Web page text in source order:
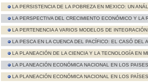
LA PERSISTENCIA DE LA POBREZA EN MEXICO: UN
LA PERSPECTIVA DEL CRECIMIENTO ECONÓMICO Y LA
LA PERTENENCIA A VARIOS MODELOS DE
LA PESCA EN LA CUENCA DEL PACÍFICO: EL CASÓ DEL
LA PLANEACIÓN DE LA CIENCIA Y LA TECNOLOGÍA EN
LA PLANEACIÓN ECONÓMICA NACIONAL EN LOS
LA PLANEACIÓN ECONÓMICA NACIONAL EN LOS